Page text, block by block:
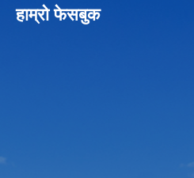
हाम्रो फेसबुक